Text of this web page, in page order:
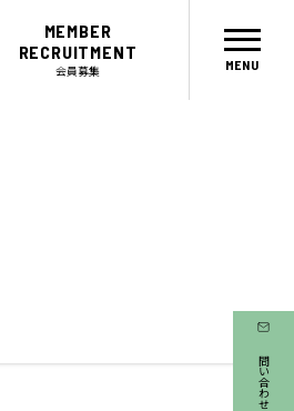
MEMBER
RECRUITMENT
会員募集
お問い合わせ